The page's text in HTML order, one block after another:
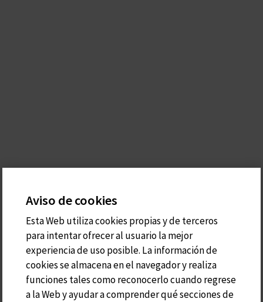
Aviso de cookies
Esta Web utiliza cookies propias y de terceros
para intentar ofrecer al usuario la mejor
experiencia de uso posible. La información de
cookies se almacena en el navegador y realiza
funciones tales como reconocerlo cuando regrese
a la Web y ayudar a comprender qué secciones de